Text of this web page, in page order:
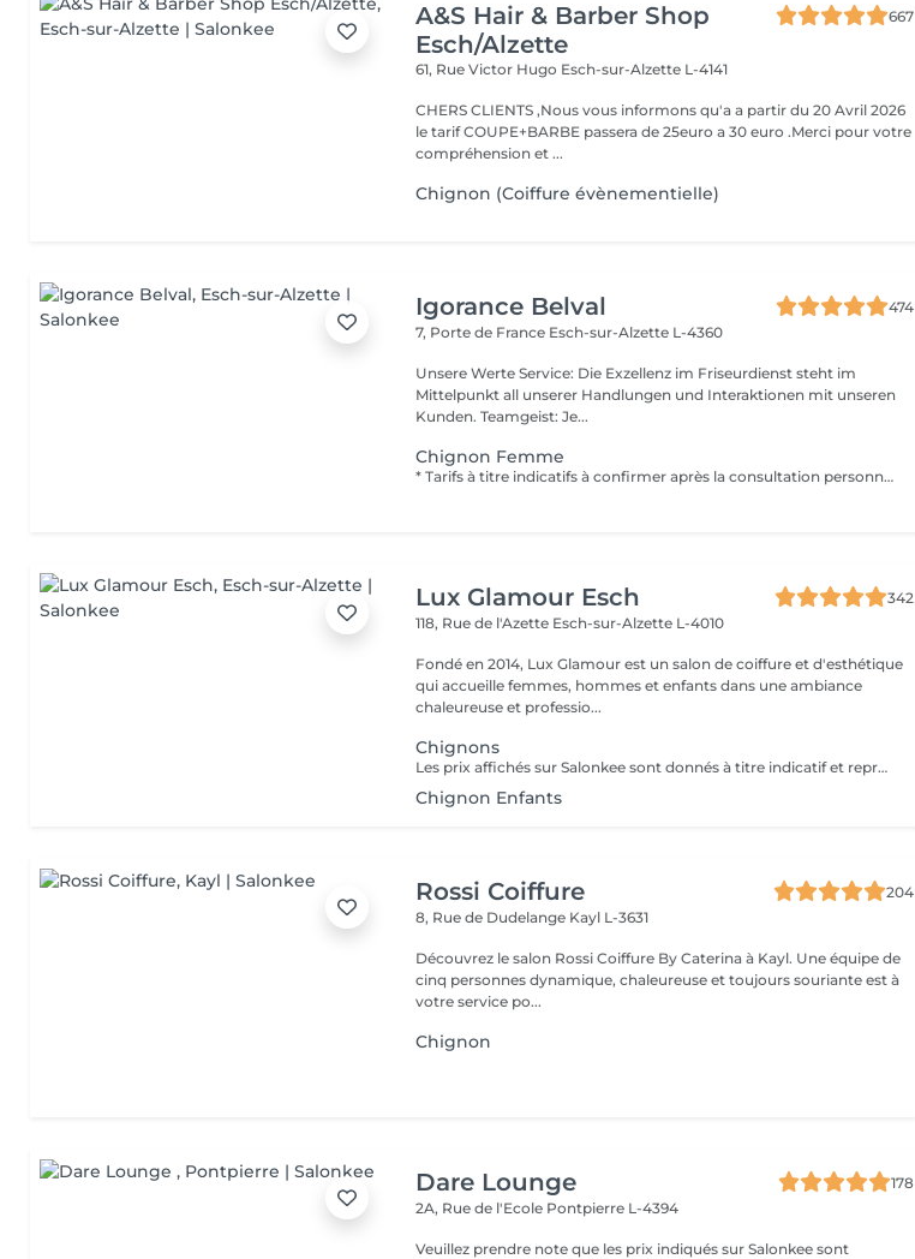
A&S Hair & Barber Shop
Esch/Alzette
667
61, Rue Victor Hugo Esch-sur-Alzette L-4141
CHERS CLIENTS ,Nous vous informons qu'a a partir du 20 Avril 2026
le tarif COUPE+BARBE passera de 25euro a 30 euro .Merci pour votre
compréhension et ...
Chignon (Coiffure évènementielle)
Igorance Belval
474
7, Porte de France Esch-sur-Alzette L-4360
Unsere Werte Service: Die Exzellenz im Friseurdienst steht im
Mittelpunkt all unserer Handlungen und Interaktionen mit unseren
Kunden. Teamgeist: Je...
Chignon Femme
* Tarifs à titre indicatifs à confirmer après la consultation personnalisée établit auprès de votre coiffeur/stylist/spécialiste * La direction se réserve le droit dapporter des modifications pour le bon fonctionnement du salon
Lux Glamour Esch
342
118, Rue de l'Azette Esch-sur-Alzette L-4010
Fondé en 2014, Lux Glamour est un salon de coiffure et d'esthétique
qui accueille femmes, hommes et enfants dans une ambiance
chaleureuse et professio...
Chignons
Les prix affichés sur Salonkee sont donnés à titre indicatif et représentent les tarifs de base. Ceux-ci peuvent varier en fonction du diagnostic effectué lors de votre arrivée au salon et de l'expertise du professionnel à qui vous confiez vos soins de beauté. Dans tout les cas, un devis détaillé vous sera proposé et toute prestation sera réalisée avec votre accord.
Chignon Enfants
Rossi Coiffure
204
8, Rue de Dudelange Kayl L-3631
Découvrez le salon Rossi Coiffure By Caterina à Kayl. Une équipe de
cinq personnes dynamique, chaleureuse et toujours souriante est à
votre service po...
Chignon
Dare Lounge
178
2A, Rue de l'Ecole Pontpierre L-4394
Veuillez prendre note que les prix indiqués sur Salonkee sont